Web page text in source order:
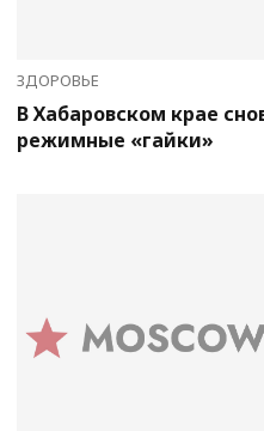
ЗДОРОВЬЕ
В Хабаровском крае
режимные «гайки»